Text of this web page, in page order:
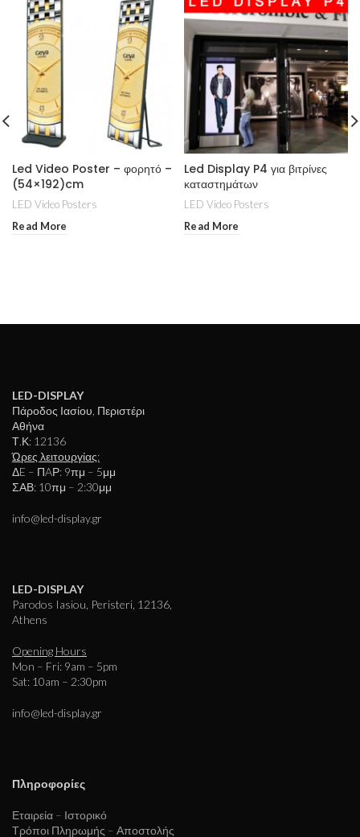
Led Video Poster – φορητό –
(54×192)cm
LED Video Posters
Read More
Led Display P4 για βιτρίνες
καταστημάτων
LED Video Posters
Read More
LED-DISPLAY
Πάροδος Ιασίου, Περιστέρι
Αθήνα
Τ.Κ: 12136
Ώρες λειτουργίας:
ΔE – ΠAΡ: 9πμ – 5μμ
ΣΑΒ: 10πμ – 2:30μμ
info@led-display.gr
LED-DISPLAY
Parodos Iasiou, Peristeri, 12136,
Athens
Opening Hours
Mon – Fri: 9am – 5pm
Sat: 10am – 2:30pm
info@led-display.gr
Πληροφορίες
Εταιρεία – Ιστορικό
Τρόποι Πληρωμής – Αποστολής